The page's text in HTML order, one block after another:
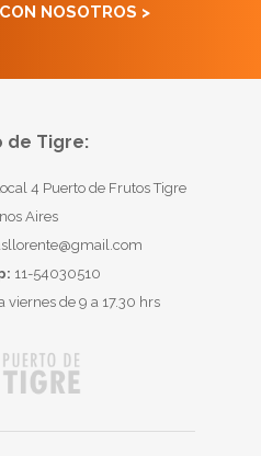
NOSOTROS >
de Tigre:
4 Puerto de Frutos Tigre
Aires
11-54030510
viernes de 9 a 17.30 hrs